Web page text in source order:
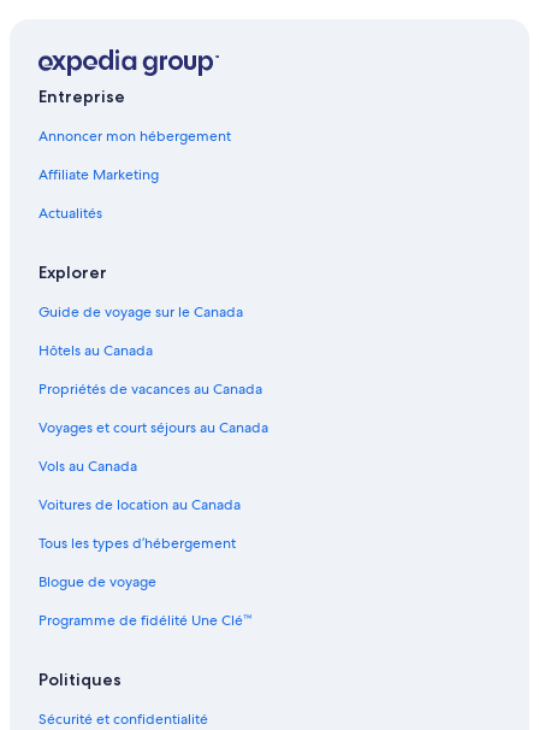
Entreprise
Annoncer mon hébergement
Affiliate Marketing
Actualités
Explorer
Guide de voyage sur le Canada
Hôtels au Canada
Propriétés de vacances au Canada
Voyages et court séjours au Canada
Vols au Canada
Voitures de location au Canada
Tous les types d’hébergement
Blogue de voyage
Programme de fidélité Une Clé™
Politiques
Sécurité et confidentialité